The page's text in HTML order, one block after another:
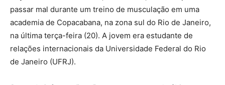
passar mal durante um treino de musculação em uma
academia de Copacabana, na zona sul do Rio de Janeiro,
na última terça-feira (20). A jovem era estudante de
relações internacionais da Universidade Federal do Rio
de Janeiro (UFRJ).